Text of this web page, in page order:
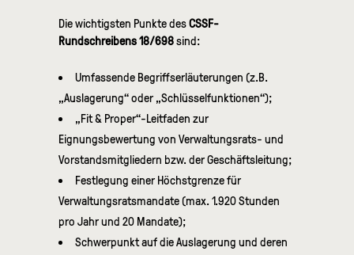
Die wichtigsten Punkte desCSSF-
Rundschreibens 18/698sind:
Umfassende Begriffserläuterungen (z.B.
„Auslagerung“ oder „Schlüsselfunktionen“);
„Fit & Proper“-Leitfaden zur
Eignungsbewertung von Verwaltungsrats- und
Vorstandsmitgliedern bzw. der Geschäftsleitung;
Festlegung einer Höchstgrenze für
Verwaltungsratsmandate (max. 1.920 Stunden
pro Jahr und 20 Mandate);
Schwerpunkt auf die Auslagerung und deren